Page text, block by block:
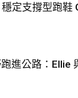
穩定支撐型跑鞋
進公路：Ellie